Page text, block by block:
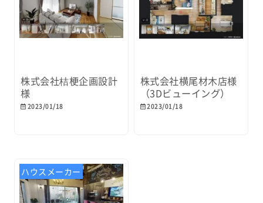
株式会社桔梗企画設計
様
2023/01/18
株式会社横尾材木店様
（3Dビューイング）
2023/01/18
ハウスメーカー